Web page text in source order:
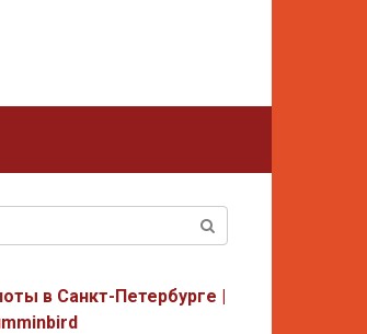
в Санкт-Петербурге |